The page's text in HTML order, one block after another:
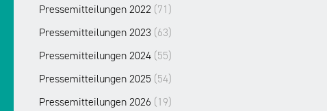
Pressemitteilungen 2022 (71)
Pressemitteilungen 2023 (63)
Pressemitteilungen 2024 (55)
Pressemitteilungen 2025 (54)
Pressemitteilungen 2026 (19)